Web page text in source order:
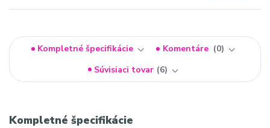
Kompletné špecifikácie Komentáre
0
Súvisiaci tovar 6
Kompletné špecifikácie